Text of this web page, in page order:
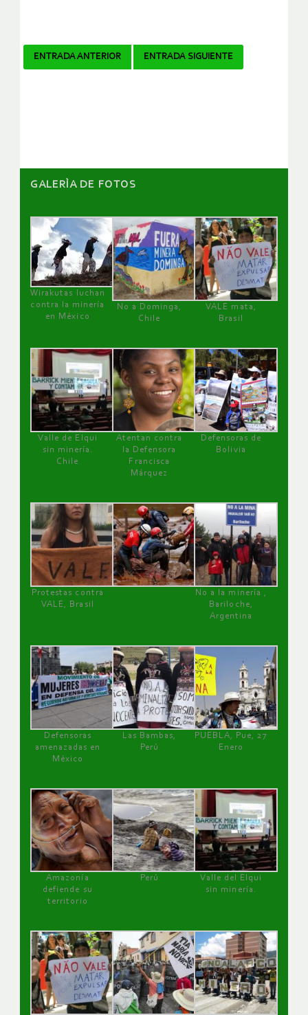
Navegador
ENTRADA ANTERIOR ENTRADA SIGUIENTE
GALERÌA DE FOTOS
Wirakutas luchan
contra la minería
en México
No a Dominga,
Chile
VALE mata,
Brasil
Valle de Elqui
sin minería.
Chile
Atentan contra
la Defensora
Francisca
Márquez
Defensoras de
Bolivia
Protestas contra
VALE, Brasil
No a la minería ,
Bariloche,
Argentina
Defensoras
amenazadas en
México
Las Bambas,
Perú
PUEBLA, Pue, 27
Enero
Amazonía
defiende su
territorio
Perú
Valle del Elqui
sin minería.